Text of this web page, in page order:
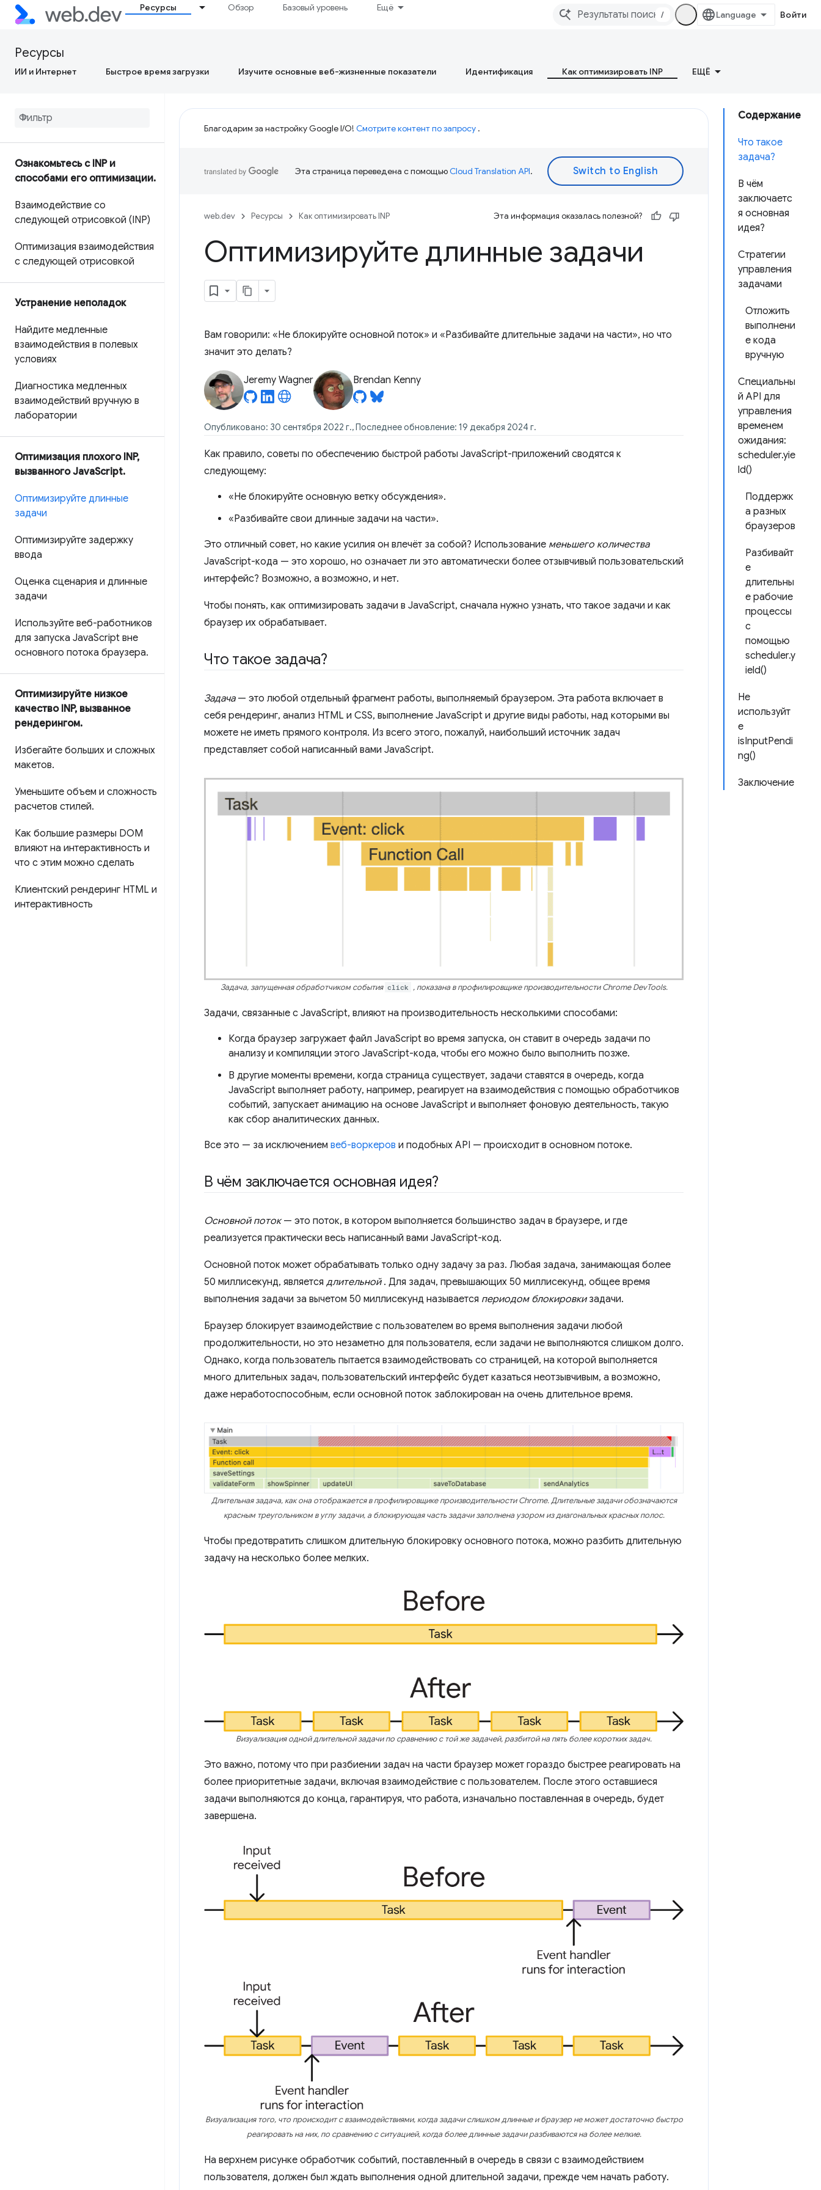
Ресурсы Обзор Базовый уровень Ещё
/ Войти
Ресурсы
ИИ и Интернет Быстрое время загрузки Изучите основные веб-жизненные показатели Идентификация Как оптимизировать INP ЕЩЁ
Ознакомьтесь с INP и
способами его оптимизации.
Взаимодействие со
следующей отрисовкой (INP)
Оптимизация взаимодействия
с следующей отрисовкой
Устранение неполадок
Найдите медленные
взаимодействия в полевых
условиях
Диагностика медленных
взаимодействий вручную в
лаборатории
Оптимизация плохого INP,
вызванного JavaScript.
Оптимизируйте длинные
задачи
Оптимизируйте задержку
ввода
Оценка сценария и длинные
задачи
Используйте веб-работников
для запуска JavaScript вне
основного потока браузера.
Оптимизируйте низкое
качество INP, вызванное
рендерингом.
Избегайте больших и сложных
макетов.
Уменьшите объем и сложность
расчетов стилей.
Как большие размеры DOM
влияют на интерактивность и
что с этим можно сделать
Клиентский рендеринг HTML и
интерактивность
Содержание
Что такое
задача?
В чём
заключаетс
я основная
идея?
Стратегии
управления
задачами
Отложить
выполнени
е кода
вручную
Специальны
й API для
управления
временем
ожидания:
scheduler.yie
ld()
Поддержк
а разных
браузеров
Разбивайт
е
длительны
е рабочие
процессы
с
помощью
scheduler.y
ield()
Не
используйт
е
isInputPendi
ng()
Заключение
Благодарим за настройку Google I/O! Смотрите контент по запросу .
Эта страница переведена с помощьюCloud Translation API.
web.dev Ресурсы Как оптимизировать INP Эта информация оказалась полезной?
Оптимизируйте длинные задачи
Вам говорили: «Не блокируйте основной поток» и «Разбивайте длительные задачи на части», но что
значит это делать?
Jeremy Wagner Brendan Kenny
Опубликовано: 30 сентября 2022 г., Последнее обновление: 19 декабря 2024 г.
Как правило, советы по обеспечению быстрой работы JavaScript-приложений сводятся к
следующему:
«Не блокируйте основную ветку обсуждения».
«Разбивайте свои длинные задачи на части».
Это отличный совет, но какие усилия он влечёт за собой? Использование меньшего количества
JavaScript-кода — это хорошо, но означает ли это автоматически более отзывчивый пользовательский
интерфейс? Возможно, а возможно, и нет.
Чтобы понять, как оптимизировать задачи в JavaScript, сначала нужно узнать, что такое задачи и как
браузер их обрабатывает.
Что такое задача?
Задача— это любой отдельный фрагмент работы, выполняемый браузером. Эта работа включает в
себя рендеринг, анализ HTML и CSS, выполнение JavaScript и другие виды работы, над которыми вы
можете не иметь прямого контроля. Из всего этого, пожалуй, наибольший источник задач
представляет собой написанный вами JavaScript.
Задача, запущенная обработчиком события click , показана в профилировщике производительности Chrome DevTools.
Задачи, связанные с JavaScript, влияют на производительность несколькими способами:
Когда браузер загружает файл JavaScript во время запуска, он ставит в очередь задачи по
анализу и компиляции этого JavaScript-кода, чтобы его можно было выполнить позже.
В другие моменты времени, когда страница существует, задачи ставятся в очередь, когда
JavaScript выполняет работу, например, реагирует на взаимодействия с помощью обработчиков
событий, запускает анимацию на основе JavaScript и выполняет фоновую деятельность, такую ​​
как сбор аналитических данных.
Все это — за исключением веб-воркеров и подобных API — происходит в основном потоке.
В чём заключается основная идея?
Основной поток— это поток, в котором выполняется большинство задач в браузере, и где
реализуется практически весь написанный вами JavaScript-код.
Основной поток может обрабатывать только одну задачу за раз. Любая задача, занимающая более
50 миллисекунд, является длительной. Для задач, превышающих 50 миллисекунд, общее время
выполнения задачи за вычетом 50 миллисекунд называется периодом блокировкизадачи.
Браузер блокирует взаимодействие с пользователем во время выполнения задачи любой
продолжительности, но это незаметно для пользователя, если задачи не выполняются слишком долго.
Однако, когда пользователь пытается взаимодействовать со страницей, на которой выполняется
много длительных задач, пользовательский интерфейс будет казаться неотзывчивым, а возможно,
даже неработоспособным, если основной поток заблокирован на очень длительное время.
Длительная задача, как она отображается в профилировщике производительности Chrome. Длительные задачи обозначаются
красным треугольником в углу задачи, а блокирующая часть задачи заполнена узором из диагональных красных полос.
Чтобы предотвратить слишком длительную блокировку основного потока, можно разбить длительную
задачу на несколько более мелких.
Визуализация одной длительной задачи по сравнению с той же задачей, разбитой на пять более коротких задач.
Это важно, потому что при разбиении задач на части браузер может гораздо быстрее реагировать на
более приоритетные задачи, включая взаимодействие с пользователем. После этого оставшиеся
задачи выполняются до конца, гарантируя, что работа, изначально поставленная в очередь, будет
завершена.
Визуализация того, что происходит с взаимодействиями, когда задачи слишком длинные и браузер не может достаточно быстро
реагировать на них, по сравнению с ситуацией, когда более длинные задачи разбиваются на более мелкие.
На верхнем рисунке обработчик событий, поставленный в очередь в связи с взаимодействием
пользователя, должен был ждать выполнения одной длительной задачи, прежде чем начать работу.